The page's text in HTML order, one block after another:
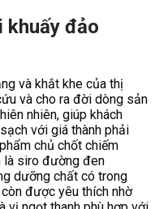
khuấy đảo
và khắt khe của thị
và cho ra đời dòng sản
nhiên, giúp khách
với giá thành phải
chủ chốt chiếm
là siro đường đen
dưỡng chất có trong
được yêu thích nhờ